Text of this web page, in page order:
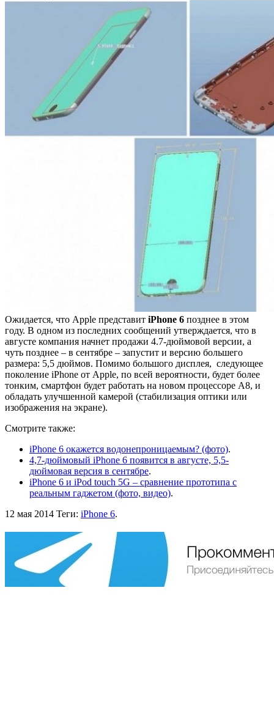
Ожидается, что Apple представит iPhone 6 позднее в этом
году. В одном из последних сообщений утверждается, что в
августе компания начнет продажи 4.7-дюймовой версии, а
чуть позднее – в сентябре – запустит и версию большего
размера: 5,5 дюймов. Помимо большого дисплея, следующее
поколение iPhone от Apple, по всей вероятности, будет более
тонким, смартфон будет работать на новом процессоре A8, и
обладать улучшенной камерой (стабилизация оптики или
изображения на экране).
Смотрите также:
iPhone 6 окажется водонепроницаемым? (фото).
4,7-дюймовый iPhone 6 появится в августе, 5,5-
дюймовая версия в сентябре.
iPhone 6 и iPod touch 5G – сравнение прототипа с
реальным гаджетом (фото, видео).
12 мая 2014 Теги: iPhone 6.